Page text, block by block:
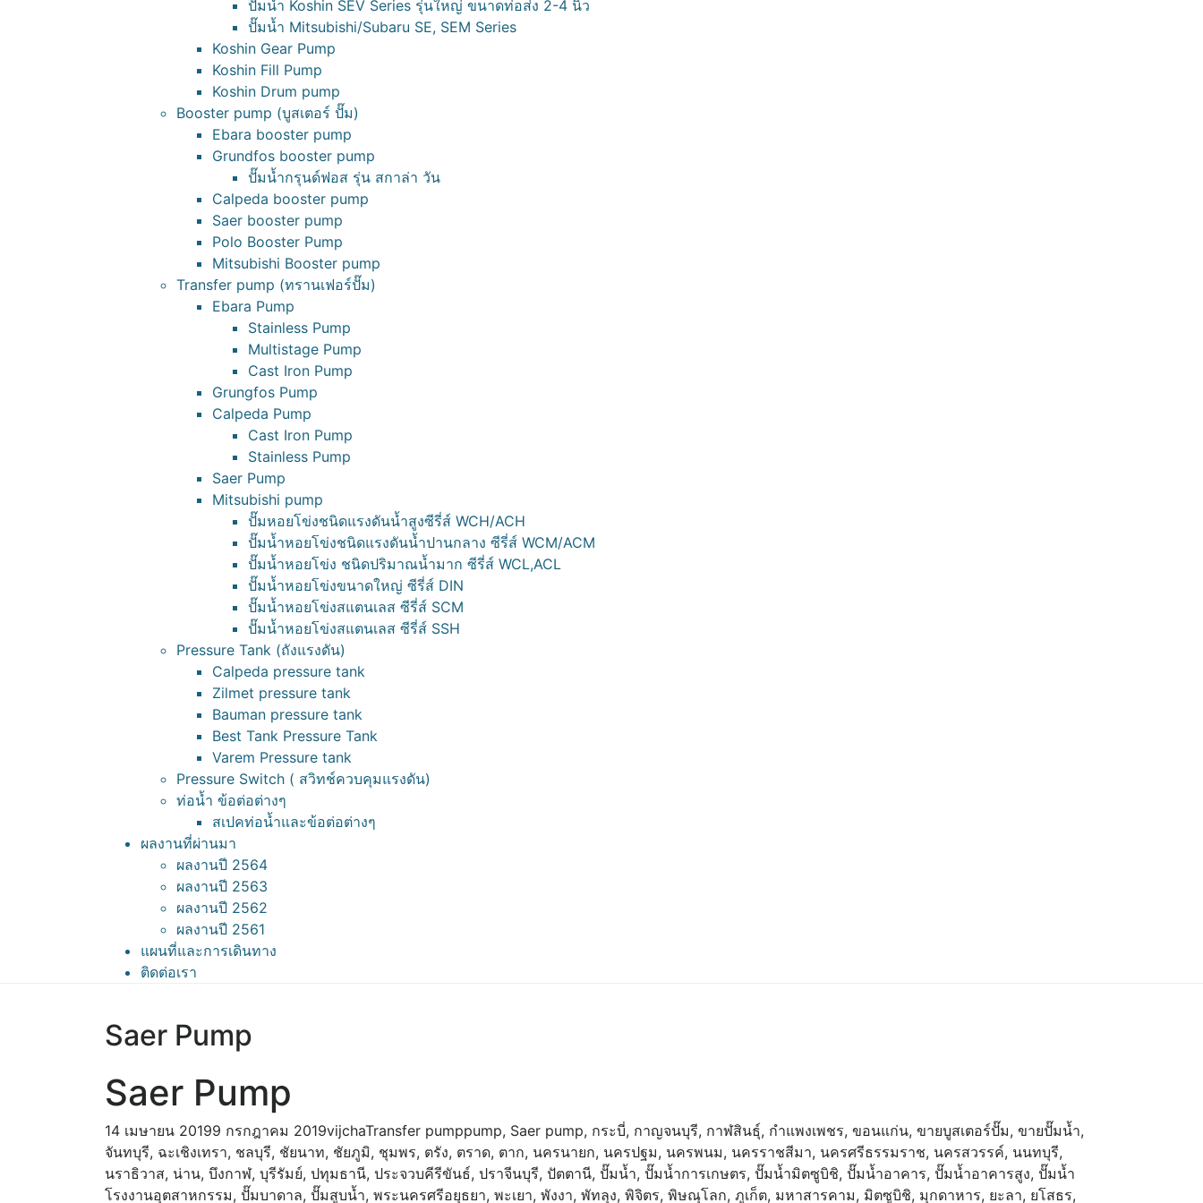
ปั๊มน้ำ Koshin SEV Series รุ่นใหญ่ ขนาดท่อส่ง 2-4 นิ้ว
ปั๊มน้ำ Mitsubishi/Subaru SE, SEM Series
Koshin Gear Pump
Koshin Fill Pump
Koshin Drum pump
Booster pump (บูสเตอร์ ปั๊ม)
Ebara booster pump
Grundfos booster pump
ปั๊มน้ำกรุนด์ฟอส รุ่น สกาล่า วัน
Calpeda booster pump
Saer booster pump
Polo Booster Pump
Mitsubishi Booster pump
Transfer pump (ทรานเฟอร์ปั๊ม)
Ebara Pump
Stainless Pump
Multistage Pump
Cast Iron Pump
Grungfos Pump
Calpeda Pump
Cast Iron Pump
Stainless Pump
Saer Pump
Mitsubishi pump
ปั๊มหอยโข่งชนิดแรงดันน้ำสูงซีรี่ส์ WCH/ACH
ปั๊มน้ำหอยโข่งชนิดแรงดันน้ำปานกลาง ซีรี่ส์ WCM/ACM
ปั๊มน้ำหอยโข่ง ชนิดปริมาณน้ำมาก ซีรี่ส์ WCL,ACL
ปั๊มน้ำหอยโข่งขนาดใหญ่ ซีรี่ส์ DIN
ปั๊มน้ำหอยโข่งสแตนเลส ซีรี่ส์ SCM
ปั๊มน้ำหอยโข่งสแตนเลส ซีรี่ส์ SSH
Pressure Tank (ถังแรงดัน)
Calpeda pressure tank
Zilmet pressure tank
Bauman pressure tank
Best Tank Pressure Tank
Varem Pressure tank
Pressure Switch ( สวิทช์ควบคุมแรงดัน)
ท่อน้ำ ข้อต่อต่างๆ
สเปคท่อน้ำและข้อต่อต่างๆ
ผลงานที่ผ่านมา
ผลงานปี 2564
ผลงานปี 2563
ผลงานปี 2562
ผลงานปี 2561
แผนที่และการเดินทาง
ติดต่อเรา
Saer Pump
Saer Pump
14 เมษายน 20199 กรกฎาคม 2019vijchaTransfer pumppump, Saer pump, กระบี่, กาญจนบุรี, กาฬสินธุ์, กำแพงเพชร, ขอนแก่น, ขายบูสเตอร์ปั๊ม, ขายปั๊มน้ำ,
จันทบุรี, ฉะเชิงเทรา, ชลบุรี, ชัยนาท, ชัยภูมิ, ชุมพร, ตรัง, ตราด, ตาก, นครนายก, นครปฐม, นครพนม, นครราชสีมา, นครศรีธรรมราช, นครสวรรค์, นนทบุรี,
นราธิวาส, น่าน, บึงกาฬ, บุรีรัมย์, ปทุมธานี, ประจวบคีรีขันธ์, ปราจีนบุรี, ปัตตานี, ปั๊มน้ำ, ปั๊มน้ำการเกษตร, ปั๊มน้ำมิตซูบิชิ, ปั๊มน้ำอาคาร, ปั๊มน้ำอาคารสูง, ปั๊มน้ำ
โรงงานอุตสาหกรรม, ปั๊มบาดาล, ปั๊มสูบน้ำ, พระนครศรีอยุธยา, พะเยา, พังงา, พัทลุง, พิจิตร, พิษณุโลก, ภูเก็ต, มหาสารคาม, มิตซูบิชิ, มุกดาหาร, ยะลา, ยโสธร,